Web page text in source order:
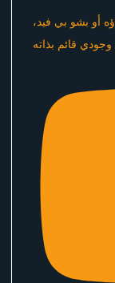
أو بشو بي فيد،
وجودي قائم بذاته